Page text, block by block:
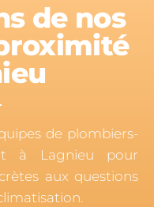
de nos
de plombiers-
à Lagnieu pour
aux questions